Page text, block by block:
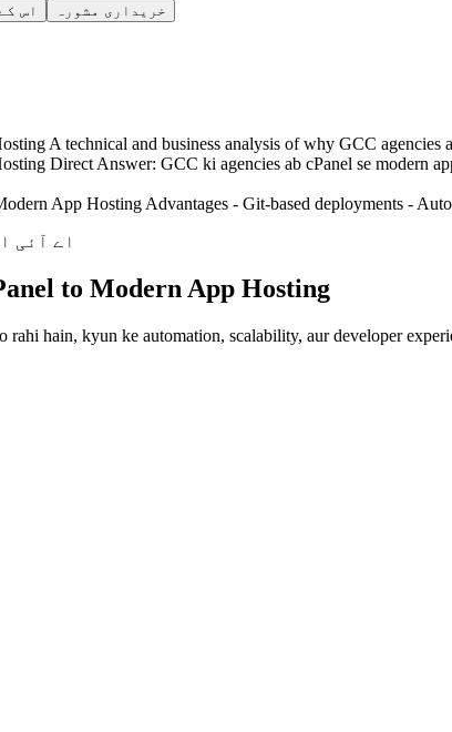
اس خریداری مشورہ
A technical and business analysis of why GCC agencies
Direct Answer: GCC ki agencies ab cPanel se modern
App Hosting Advantages - Git-based deployments -
اے آئی
to Modern App Hosting
hain, kyun ke automation, scalability, aur developer